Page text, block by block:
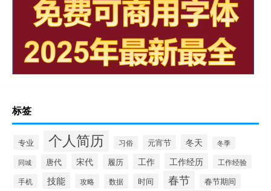
标签
专业 个人简历 习俗 元宵节 冬天 冬季
同城 唐代 宋代 履历 工作 工作经历
工作经验
手机
技能 攻略 数据 时间 春节 春节期间